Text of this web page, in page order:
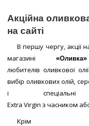
Акційна
на сайті
В першу чергу, акції
магазині «Оливка»
любителів оливкової
вибір оливкових олій,
і спеціальні
Extra Virgin з часником